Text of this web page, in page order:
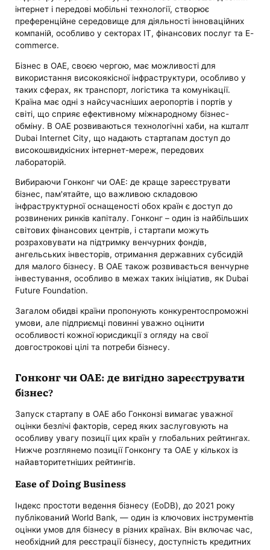
інтернет і передові мобільні технології, створює
преференційне середовище для діяльності інноваційних
компаній, особливо у секторах ІТ, фінансових послуг та E-
commerce.
Бізнес в ОАЕ, своєю чергою, має можливості для
використання високоякісної інфраструктури, особливо у
таких сферах, як транспорт, логістика та комунікації.
Країна має одні з найсучасніших аеропортів і портів у
світі, що сприяє ефективному міжнародному бізнес-
обміну. В ОАЕ розвиваються технологічні хаби, на кшталт
Dubai Internet City, що надають стартапам доступ до
високошвидкісних інтернет-мереж, передових
лабораторій.
Вибираючи Гонконг чи ОАЕ: де краще зареєструвати
бізнес, пам'ятайте, що важливою складовою
інфраструктурної оснащеності обох країн є доступ до
розвинених ринків капіталу. Гонконг – один із найбільших
світових фінансових центрів, і стартапи можуть
розраховувати на підтримку венчурних фондів,
ангельських інвесторів, отримання державних субсидій
для малого бізнесу. В ОАЕ також розвивається венчурне
інвестування, особливо в межах таких ініціатив, як Dubai
Future Foundation.
Загалом обидві країни пропонують конкурентоспроможні
умови, але підприємці повинні уважно оцінити
особливості кожної юрисдикції з огляду на свої
довгострокові цілі та потреби бізнесу.
Гонконг чи ОАЕ: де вигідно зареєструвати
бізнес?
Запуск стартапу в ОАЕ або Гонконзі вимагає уважної
оцінки безлічі факторів, серед яких заслуговують на
особливу увагу позиції цих країн у глобальних рейтингах.
Нижче розглянемо позиції Гонконгу та ОАЕ у кількох із
найавторитетніших рейтингів.
Ease of Doing Business
Індекс простоти ведення бізнесу (EoDB), до 2021 року
публікований World Bank, — один із ключових інструментів
оцінки умов для бізнесу в різних країнах. Він включає час,
необхідний для реєстрації бізнесу, доступність кредитних